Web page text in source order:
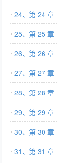
24、第 24 章
25、第 25 章
26、第 26 章
27、第 27 章
28、第 28 章
29、第 29 章
30、第 30 章
31、第 31 章